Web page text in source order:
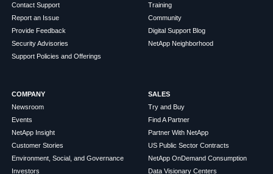
Contact Support
Report an Issue
Provide Feedback
Security Advisories
Support Policies and Offerings
Training
Community
Digital Support Blog
NetApp Neighborhood
COMPANY
Newsroom
Events
NetApp Insight
Customer Stories
Environment, Social, and Governance
Investors
SALES
Try and Buy
Find A Partner
Partner With NetApp
US Public Sector Contracts
NetApp OnDemand Consumption
Data Visionary Centers